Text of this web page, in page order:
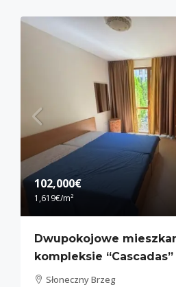
102,000€
1,619€/m²
Dwupokojowe
kompleksie “Cascadas”
Słoneczny Brzeg